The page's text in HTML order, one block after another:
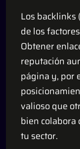
Los backlinks
de los
Obtener
reputación
página y, por
valioso que
bien colabora
tu sector.